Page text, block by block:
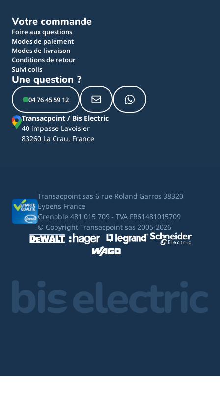
Votre commande
Foire aux questions
Modes de paiement
Modes de livraison
Conditions de retour
Suivi colis
Une question ?
04 76 45 59 12
Transacpoint / Bis Electric
40 impasse Lavoisier
83260 La Crau, France
Transacpoint sas 6 rue Roland Garros 38320
Eybens France
Grenoble 481 015 709 - TVA FR61481015709
© Copyright Transacpoint sas 2005-2026